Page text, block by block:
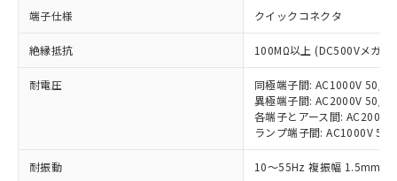
端子仕様 クイックコネクタ
絶縁抵抗 100MΩ以上 (DC500Vメガ)
耐電圧
同極端子間: AC1000V 50/
異極端子間: AC2000V 50/
各端子とアース間:
ランプ端子間: AC1000V
耐振動 10～55Hz 複振幅 1.5mm (
ご利用条件
以下の条件をお読みいただき、同意のうえ
本サービスは、当社制御機器事業取扱
商品の当社在庫状況および標準価格
対応予定：EU RoHS指令（10物質）の非含
商品です。
対応予定なし：EU RoHS指令（10物質）の
非含有に非対応の商品で、対応品を出す予
調査・確認中：EU RoHS指令（10物質）の
非含有の対応状況を調査中または確認中の